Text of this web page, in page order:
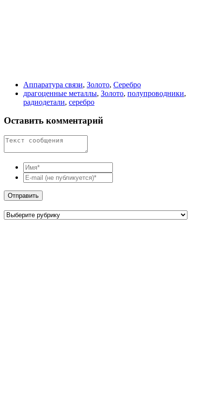
Аппаратура связи, Золото, Серебро
драгоценные металлы, Золото, полупроводники,
радиодетали, серебро
Оставить комментарий